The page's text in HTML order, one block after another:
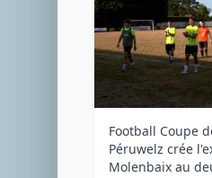
Football Coupe
Péruwelz crée
Molenbaix au